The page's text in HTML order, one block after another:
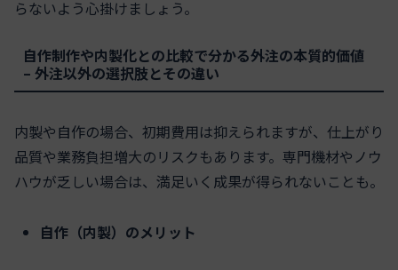
らないよう心掛けましょう。
自作制作や内製化との比較で分かる外注の本質的価値
– 外注以外の選択肢とその違い
内製や自作の場合、初期費用は抑えられますが、仕上がり
品質や業務負担増大のリスクもあります。専門機材やノウ
ハウが乏しい場合は、満足いく成果が得られないことも。
自作（内製）のメリット